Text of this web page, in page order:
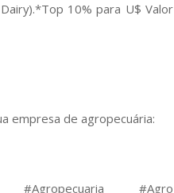
10% para U$ Valor
empresa de agropecuária:
#Agropecuaria #Agro